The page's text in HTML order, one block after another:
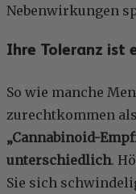
Nebenwirkungen
Ihre Toleranz ist
So wie manche
zurechtkommen
„Cannabinoid-
unterschiedlich.
Sie sich